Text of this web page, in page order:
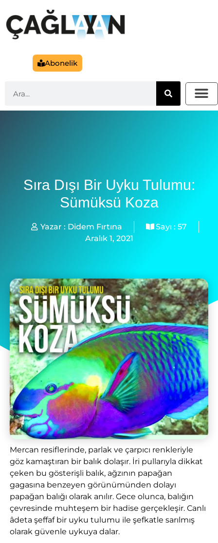
Abonelik
Sıra Dışı Bir Uyku Tulumu:
Sümüksü Koza
Yazar : Didem Fırtına Sayı : 57
Aralık 1, 2021
Mercan resiflerinde, parlak ve çarpıcı renkleriyle
göz kamaştıran bir balık dolaşır. İri pullarıyla dikkat
çeken bu gösterişli balık, ağzının papağan
gagasına benzeyen görünümünden dolayı
papağan balığı olarak anılır. Gece olunca, balığın
çevresinde muhteşem bir hadise gerçekleşir. Canlı
âdeta şeffaf bir uyku tulumu ile şefkatle sarılmış
olarak güvenle uykuya dalar.